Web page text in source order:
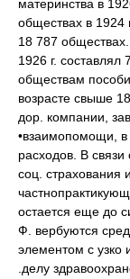
материнства в
обществах в 1924
18 787
1926 г.
обществам
возрасте свыше
дор. компании,
•взаимопомощи, в
расходов. В
соц. страхования
остается еще до
Ф. вербуются
элементом с узко
.делу